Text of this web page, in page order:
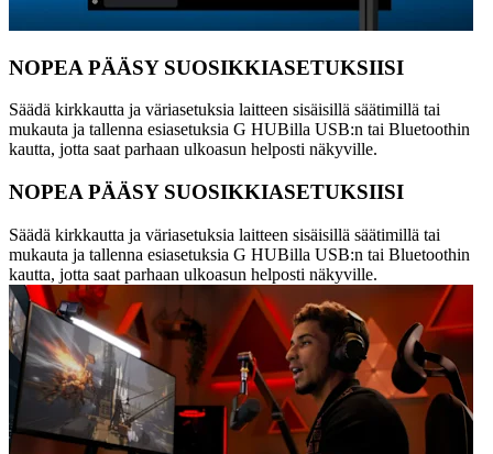
NOPEA PÄÄSY SUOSIKKIASETUKSIISI
Säädä kirkkautta ja väriasetuksia laitteen sisäisillä säätimillä tai
mukauta ja tallenna esiasetuksia G HUBilla USB:n tai Bluetoothin
kautta, jotta saat parhaan ulkoasun helposti näkyville.
NOPEA PÄÄSY SUOSIKKIASETUKSIISI
Säädä kirkkautta ja väriasetuksia laitteen sisäisillä säätimillä tai
mukauta ja tallenna esiasetuksia G HUBilla USB:n tai Bluetoothin
kautta, jotta saat parhaan ulkoasun helposti näkyville.